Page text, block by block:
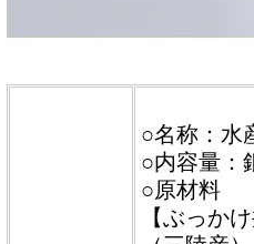
○名称：水
○内容量：
○原材料
【ぶっか